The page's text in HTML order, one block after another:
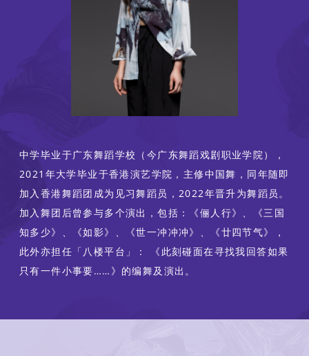
中学毕业于广东舞蹈学校（今广东舞蹈戏剧职业学院），
2021年大学毕业于香港演艺学院，主修中国舞，同年随即
加入香港舞蹈团成为见习舞蹈员，2022年晋升为舞蹈员。
加入舞团后曾参与多个演出，包括：《俪人行》、《三国
知多少》、《如影》、《世一冲冲冲》、《廿四节气》，
此外亦担任「八楼平台」： 《此刻碰面在寻找我回答如果
只有一件小事要……》的编舞及演出。